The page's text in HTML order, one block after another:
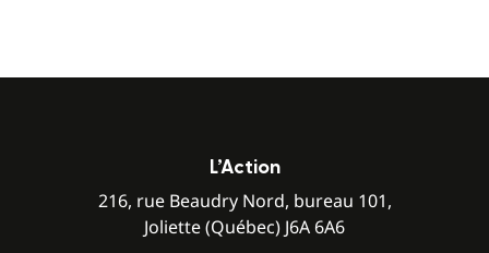
L’Action
216, rue Beaudry Nord, bureau 101,
Joliette (Québec) J6A 6A6